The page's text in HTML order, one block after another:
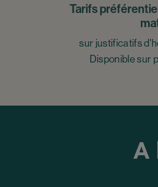
Tarifs
sur justificatifs
Disponible sur
A